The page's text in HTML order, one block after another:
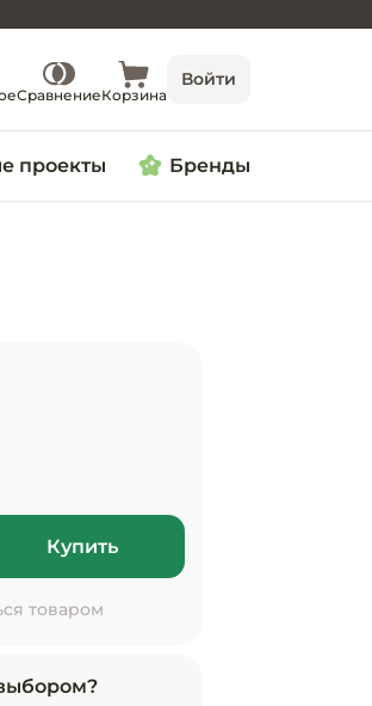
СравнениеКорзина
Войти
проекты Бренды
Купить
товаром